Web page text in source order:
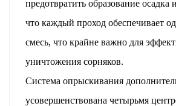
предотвратить образование осадка
что каждый проход обеспечивает
смесь, что крайне важно для
уничтожения сорняков.
Система опрыскивания
усовершенствована четырьмя